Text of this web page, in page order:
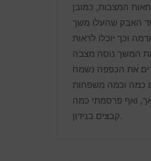
המצבות, כמובן
האבק שהעלו משך
וכך יוכלו לראות
את הכפפה נשמח
כמה וכמה משפחות
ואף פרסמתי כמה
קבצים בנידון.